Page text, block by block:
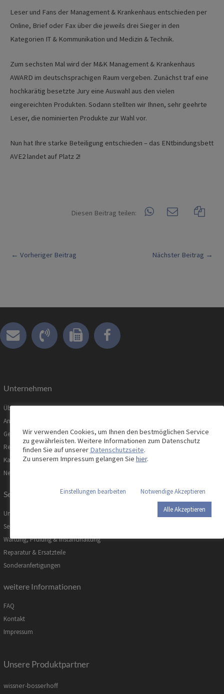
Leser und Fans der Management & Krankenhaus entschieden per
Online, Brief oder Fax über die jeweils drei Sieger in den
Kategorien IT & Kommunikation und Medizin & Technik.
Zum sechsten Mal wird der M&K Management & Krankenhaus
AWARD im deutschsprachigen Raum vergeben. Zunächst traf eine
hochkarätig besetzte Jury eine Auswahl aus den vielen
eingereichten Produkten. Sodann stellten wir Ihnen, sehr geehrte
Leser, die nominierten Produkte zur Wahl vor.
Nun hat Ihre starke Beteiligung entschieden – das ENtbindungsbett
AVE2 landet auf Platz 2!
Diesen Beitrag teilen:
Post
← Vorheriger Beitrag Nächster Beitrag →
Unternehmen
Über uns
Ansprechpartner
Geschäftsbedingungen
Referenzen
Karriere
News
Service
Unsere Serviceleistungen
Servicemanagement
Wartung, Prüfung & Instandhaltung
Reparatur & Ersatzteile
Sonderanfertigungen
weitere Informationen
FAQ
Kontakt
Impressum
Unsere Produktpartner
wissner-bosserhoff
Wir verwenden Cookies, um Ihnen den bestmöglichen Service
zu gewährleisten. Weitere Informationen zum Datenschutz
finden Sie auf unserer Datenschutzseite.
Zu unserem Impressum gelangen Sie hier.
Einstellungen bearbeiten Notwendige Akzeptieren
Alle Akzeptieren